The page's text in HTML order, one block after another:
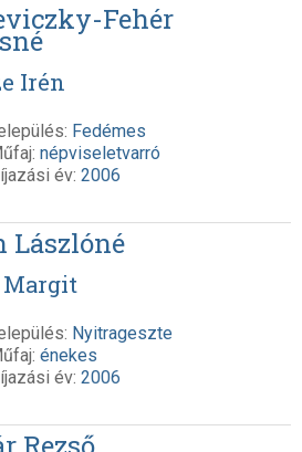
Fehér
Irén
Fedémes
népviseletvarró
év: 2006
Lászlóné
Nyitrageszte
énekes
év: 2006